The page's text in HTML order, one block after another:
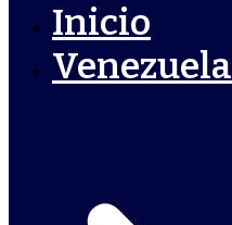
Inicio
Venezuela